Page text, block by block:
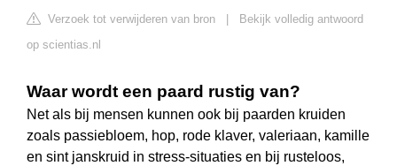
Verzoek tot verwijderen van bron
Bekijk volledig antwoord
op scientias.nl
Waar wordt een paard rustig van?
Net als bij mensen kunnen ook bij paarden kruiden
zoals passiebloem, hop, rode klaver, valeriaan, kamille
en sint janskruid in stress-situaties en bij rusteloos,